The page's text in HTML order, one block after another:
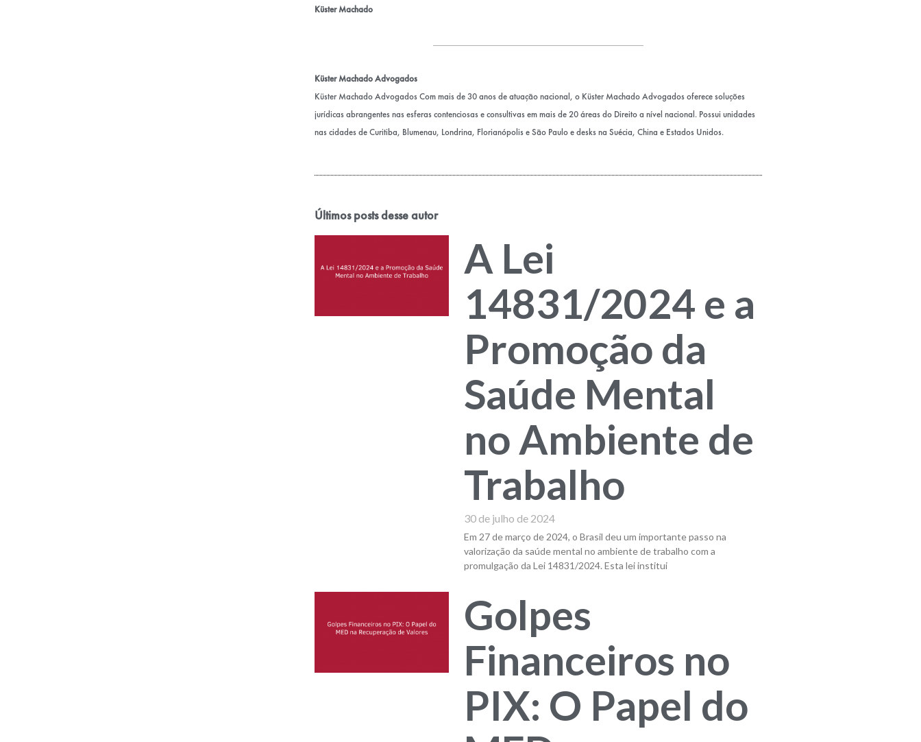
Küster Machado
Küster Machado Advogados
Küster Machado Advogados Com mais de 30 anos de atuação nacional, o Küster Machado Advogados oferece soluções
jurídicas abrangentes nas esferas contenciosas e consultivas em mais de 20 áreas do Direito a nível nacional. Possui unidades
nas cidades de Curitiba, Blumenau, Londrina, Florianópolis e São Paulo e desks na Suécia, China e Estados Unidos.
Últimos posts desse autor
A Lei
14831/2024 e a
Promoção da
Saúde Mental
no Ambiente de
Trabalho
30 de julho de 2024
Em 27 de março de 2024, o Brasil deu um importante passo na
valorização da saúde mental no ambiente de trabalho com a
promulgação da Lei 14831/2024. Esta lei institui
Golpes
Financeiros no
PIX: O Papel do